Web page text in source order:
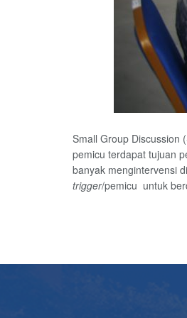
Small Group Discussion
pemicu terdapat tujuan
banyak mengintervensi
trigger/pemicu untuk